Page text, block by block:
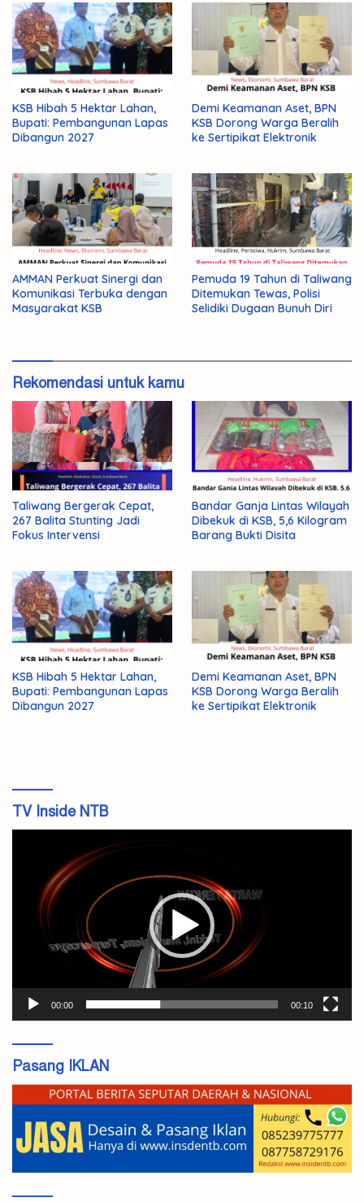
KSB Hibah 5 Hektar Lahan,
Bupati: Pembangunan Lapas
Dibangun 2027
Demi Keamanan Aset, BPN
KSB Dorong Warga Beralih
ke Sertipikat Elektronik
AMMAN Perkuat Sinergi dan
Komunikasi Terbuka dengan
Masyarakat KSB
Pemuda 19 Tahun di Taliwang
Ditemukan Tewas, Polisi
Selidiki Dugaan Bunuh Diri
Rekomendasi untuk kamu
Taliwang Bergerak Cepat,
267 Balita Stunting Jadi
Fokus Intervensi
Bandar Ganja Lintas Wilayah
Dibekuk di KSB, 5,6 Kilogram
Barang Bukti Disita
KSB Hibah 5 Hektar Lahan,
Bupati: Pembangunan Lapas
Dibangun 2027
Demi Keamanan Aset, BPN
KSB Dorong Warga Beralih
ke Sertipikat Elektronik
TV Inside NTB
00:00 00:10
Pasang IKLAN